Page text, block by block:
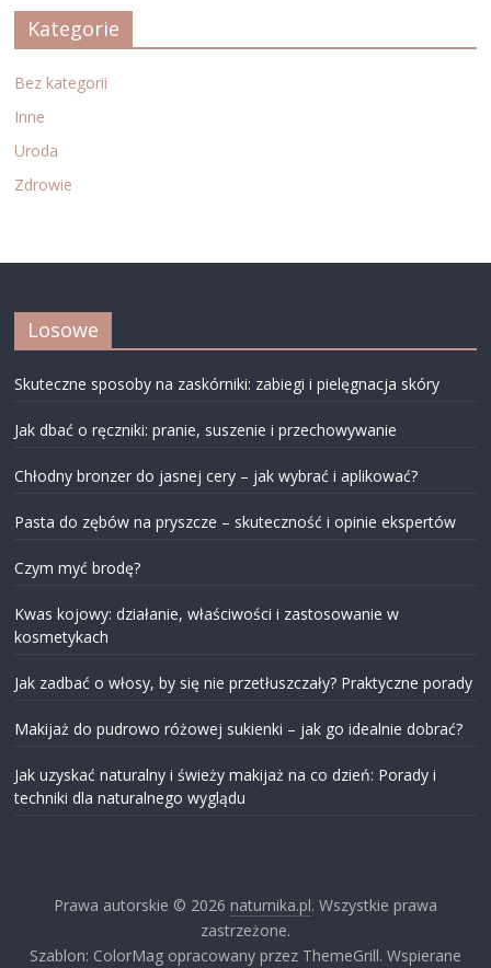
Kategorie
Bez kategorii
Inne
Uroda
Zdrowie
Losowe
Skuteczne sposoby na zaskórniki: zabiegi i pielęgnacja skóry
Jak dbać o ręczniki: pranie, suszenie i przechowywanie
Chłodny bronzer do jasnej cery – jak wybrać i aplikować?
Pasta do zębów na pryszcze – skuteczność i opinie ekspertów
Czym myć brodę?
Kwas kojowy: działanie, właściwości i zastosowanie w
kosmetykach
Jak zadbać o włosy, by się nie przetłuszczały? Praktyczne porady
Makijaż do pudrowo różowej sukienki – jak go idealnie dobrać?
Jak uzyskać naturalny i świeży makijaż na co dzień: Porady i
techniki dla naturalnego wyglądu
Prawa autorskie © 2026 naturnika.pl. Wszystkie prawa
zastrzeżone.
Szablon: ColorMag opracowany przez ThemeGrill. Wspierane